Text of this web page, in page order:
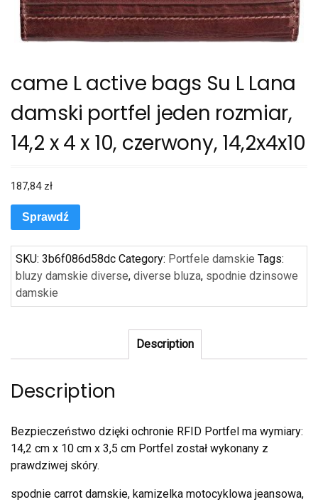
came L active bags Su L Lana
damski portfel jeden rozmiar,
14,2 x 4 x 10, czerwony, 14,2x4x10
187,84 zł
Sprawdź
SKU: 3b6f086d58dc Category: Portfele damskie Tags:
bluzy damskie diverse, diverse bluza, spodnie dzinsowe
damskie
Description
Description
Bezpieczeństwo dzięki ochronie RFID Portfel ma wymiary:
14,2 cm x 10 cm x 3,5 cm Portfel został wykonany z
prawdziwej skóry.
spodnie carrot damskie, kamizelka motocyklowa jeansowa,